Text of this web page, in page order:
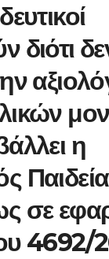
διότι
η
σε
4692/